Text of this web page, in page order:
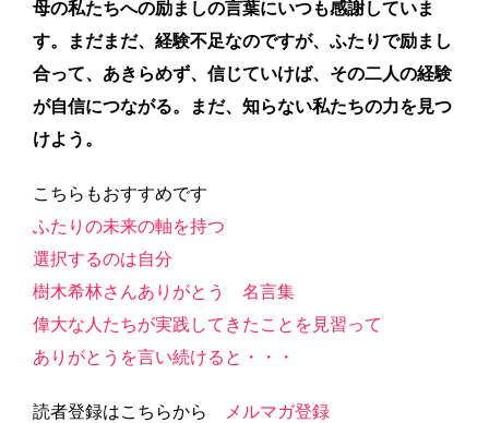
母の私たちへの励ましの言葉にいつも感謝していま
す。まだまだ、経験不足なのですが、ふたりで励まし
合って、あきらめず、信じていけば、その二人の経験
が自信につながる。まだ、知らない私たちの力を見つ
けよう。
こちらもおすすめです
ふたりの未来の軸を持つ
選択するのは自分
樹木希林さんありがとう 名言集
偉大な人たちが実践してきたことを見習って
ありがとうを言い続けると・・・
読者登録はこちらから
メルマガ登録